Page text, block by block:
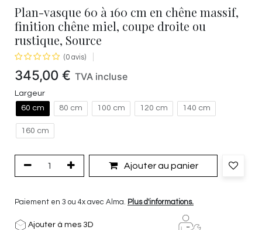
Plan-vasque 60 à 160 cm en chêne massif,
finition chêne miel, coupe droite ou
rustique, Source
(0 avis)
345,00 € TVA incluse
Largeur
60 cm 80 cm 100 cm 120 cm 140 cm
160 cm
Ajouter au panier
Paiement en 3 ou 4x avec Alma. Plus d'informations.
Ajouter à mes 3D